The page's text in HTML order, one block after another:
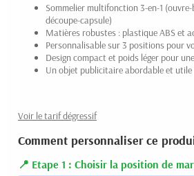
Sommelier multifonction 3-en-1
découpe-capsule)
Matières robustes : plastique ABS et
Personnalisable sur 3 positions pour
Design compact et poids léger pour
Un objet publicitaire abordable et
Voir le tarif dégressif
Comment personnaliser ce
Etape 1 : Choisir la position de